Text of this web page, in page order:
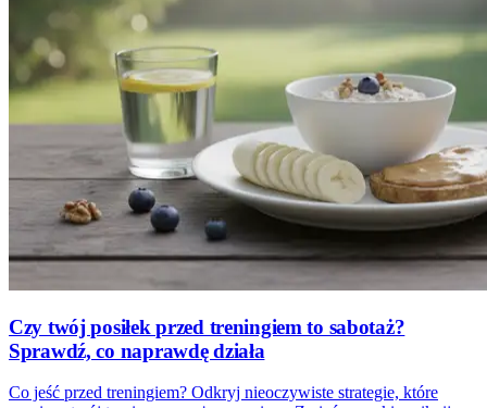
Czy twój posiłek przed treningiem to sabotaż?
Sprawdź, co naprawdę działa
Co jeść przed treningiem? Odkryj nieoczywiste strategie, które